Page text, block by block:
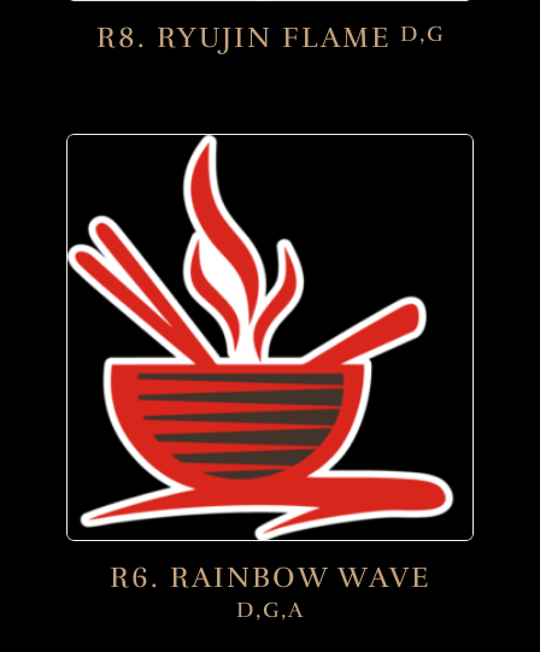
R8. RYUJIN FLAME D,G
R6. RAINBOW WAVE
D,G,A